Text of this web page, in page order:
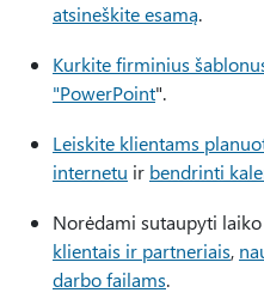
atsineškite esamą.
Kurkite firminius
"PowerPoint".
Leiskite klientams
internetu ir bendrinti
Norėdami sutaupyti
klientais ir partneriais,
darbo failams.